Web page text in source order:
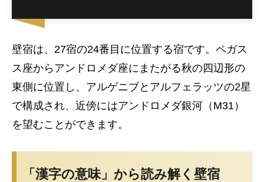
壁宿は、27宿の24番目に位置する宿です。ペガス
ス座からアンドロメダ座にまたがる秋の四辺形の
東側に位置し、アルゲニブとアルフェラッツの2星
で構成され、近傍にはアンドロメダ銀河（M31）
を望むことができます。
「漢字の意味」から読み解く壁宿